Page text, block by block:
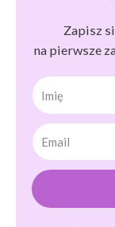
Zapisz
na pierwsze
Imię